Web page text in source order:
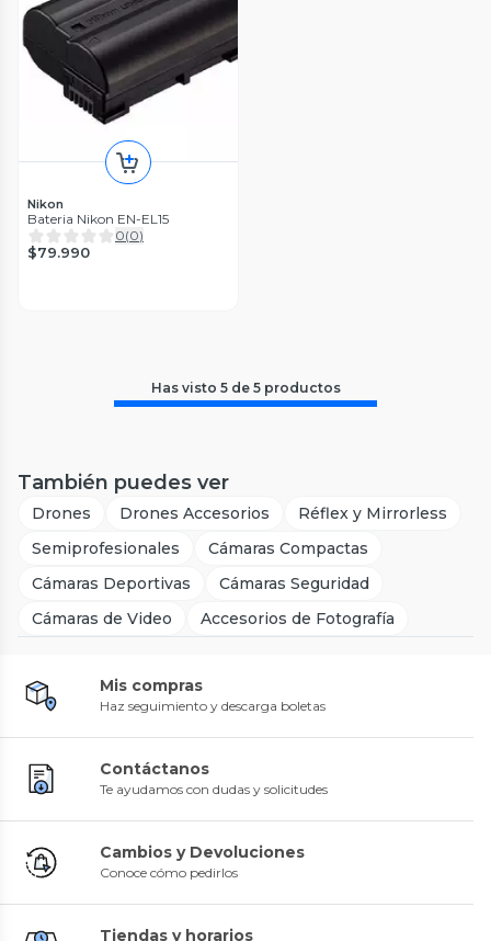
Nikon
Bateria Nikon EN-EL15
0(0)
$79.990
Has visto 5de 5 productos
También puedes ver
Drones Drones Accesorios
Réflex y Mirrorless
Semiprofesionales
Cámaras Compactas
Cámaras Deportivas
Cámaras Seguridad
Cámaras de Video
Accesorios de Fotografía
Mis compras
Haz seguimiento y descarga boletas
Contáctanos
Te ayudamos con dudas y solicitudes
Cambios y Devoluciones
Conoce cómo pedirlos
Tiendas y horarios